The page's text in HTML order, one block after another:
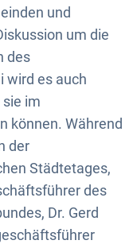
und
um die
des
wird es auch
im
können. Während
der
Städtetages,
des
Dr. Gerd